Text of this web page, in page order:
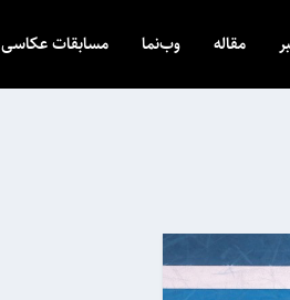
مقاله وب‌نما مسابقات عکاسی